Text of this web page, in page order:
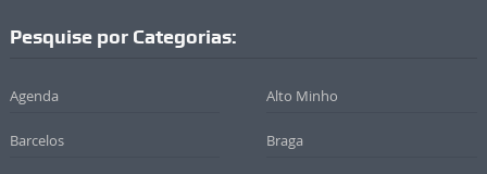
Pesquise por Categorias:
Agenda Alto Minho
Barcelos Braga